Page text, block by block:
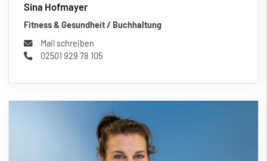
Sina Hofmayer
Fitness & Gesundheit / Buchhaltung
Mail schreiben
02501 929 78 105